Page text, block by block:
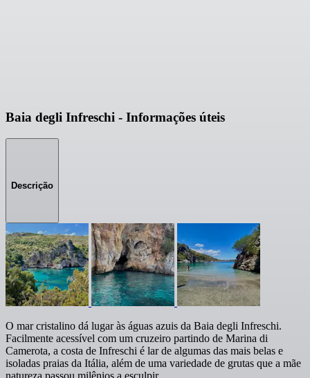
Baia degli Infreschi - Informações úteis
Descrição
O mar cristalino dá lugar às águas azuis da Baia degli Infreschi.
Facilmente acessível com um cruzeiro partindo de Marina di
Camerota, a costa de Infreschi é lar de algumas das mais belas e
isoladas praias da Itália, além de uma variedade de grutas que a mãe